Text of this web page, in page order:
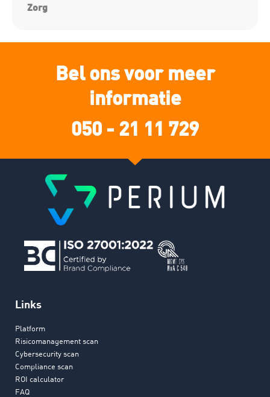
Zorg
Bel ons voor meer
informatie
050 - 21 11 729
Links
Platform
Risicomanagement scan
Cybersecurity scan
Compliance scan
ROI calculator
FAQ